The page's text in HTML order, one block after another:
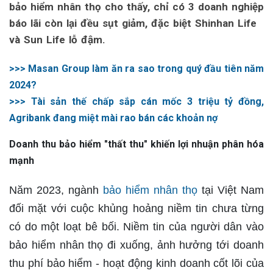
bảo hiểm nhân thọ cho thấy, chỉ có 3 doanh nghiệp
báo lãi còn lại đều sụt giảm, đặc biệt Shinhan Life
và Sun Life lỗ đậm.
>>> Masan Group làm ăn ra sao trong quý đầu tiên năm
2024?
>>> Tài sản thế chấp sắp cán mốc 3 triệu tỷ đồng,
Agribank đang miệt mài rao bán các khoản nợ
Doanh thu bảo hiểm "thất thu" khiến lợi nhuận phân hóa
mạnh
Năm 2023, ngành bảo hiểm nhân thọ tại Việt Nam
đối mặt với cuộc khủng hoảng niềm tin chưa từng
có do một loạt bê bối. Niềm tin của người dân vào
bảo hiểm nhân thọ đi xuống, ảnh hưởng tới doanh
thu phí bảo hiểm - hoạt động kinh doanh cốt lõi của